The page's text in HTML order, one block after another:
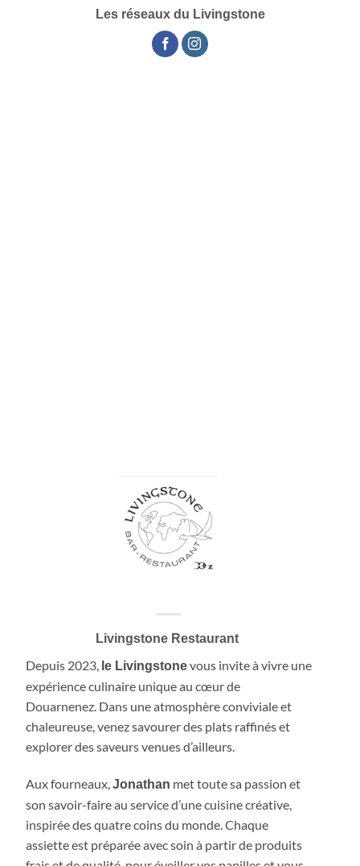
Les réseaux du Livingstone
Livingstone Restaurant
Depuis 2023, le Livingstonevous invite à vivre une
expérience culinaire unique au cœur de
Douarnenez. Dans une atmosphère conviviale et
chaleureuse, venez savourer des plats raffinés et
explorer des saveurs venues d’ailleurs.
Aux fourneaux,Jonathan met toute sa passion et
son savoir-faire au service d’une cuisine créative,
inspirée des quatre coins du monde. Chaque
assiette est préparée avec soin à partir de produits